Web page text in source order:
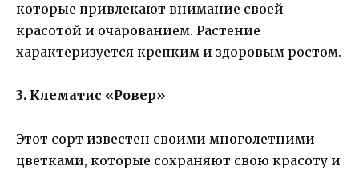
которые привлекают внимание своей
красотой и очарованием. Растение
характеризуется крепким и здоровым ростом.
3. Клематис «Ровер»
Этот сорт известен своими многолетними
цветками, которые сохраняют свою красоту и